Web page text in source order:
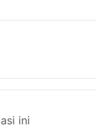
ini